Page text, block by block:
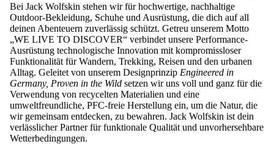
Bei Jack Wolfskin stehen wir für hochwertige, nachhaltige
Outdoor-Bekleidung, Schuhe und Ausrüstung, die dich auf all
deinen Abenteuern zuverlässig schützt. Getreu unserem Motto
„WE LIVE TO DISCOVER“ verbindet unsere Performance-
Ausrüstung technologische Innovation mit kompromissloser
Funktionalität für Wandern, Trekking, Reisen und den urbanen
Alltag. Geleitet von unserem Designprinzip Engineered in
Germany, Proven in the Wild setzen wir uns voll und ganz für die
Verwendung von recycelten Materialien und eine
umweltfreundliche, PFC-freie Herstellung ein, um die Natur, die
wir gemeinsam entdecken, zu bewahren. Jack Wolfskin ist dein
verlässlicher Partner für funktionale Qualität und unvorhersehbare
Wetterbedingungen.